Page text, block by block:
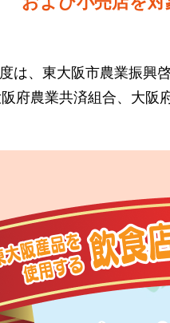
は、東大阪市農業振興
府農業共済組合、大阪